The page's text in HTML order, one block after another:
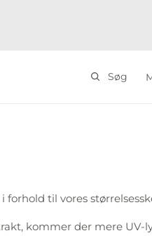
Søg
til vores
kommer der mere UV-